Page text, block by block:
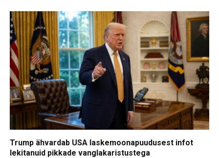
Trump ähvardab USA laskemoonapuudusest infot
lekitanuid pikkade vanglakaristustega